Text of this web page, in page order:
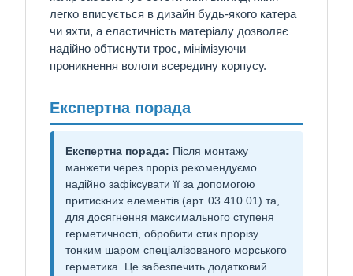
легко вписується в дизайн будь-якого катера
чи яхти, а еластичність матеріалу дозволяє
надійно обтиснути трос, мінімізуючи
проникнення вологи всередину корпусу.
Експертна порада
Експертна порада: Після монтажу
манжети через проріз рекомендуємо
надійно зафіксувати її за допомогою
притискних елементів (арт. 03.410.01) та,
для досягнення максимального ступеня
герметичності, обробити стик прорізу
тонким шаром спеціалізованого морського
герметика. Це забезпечить додатковий